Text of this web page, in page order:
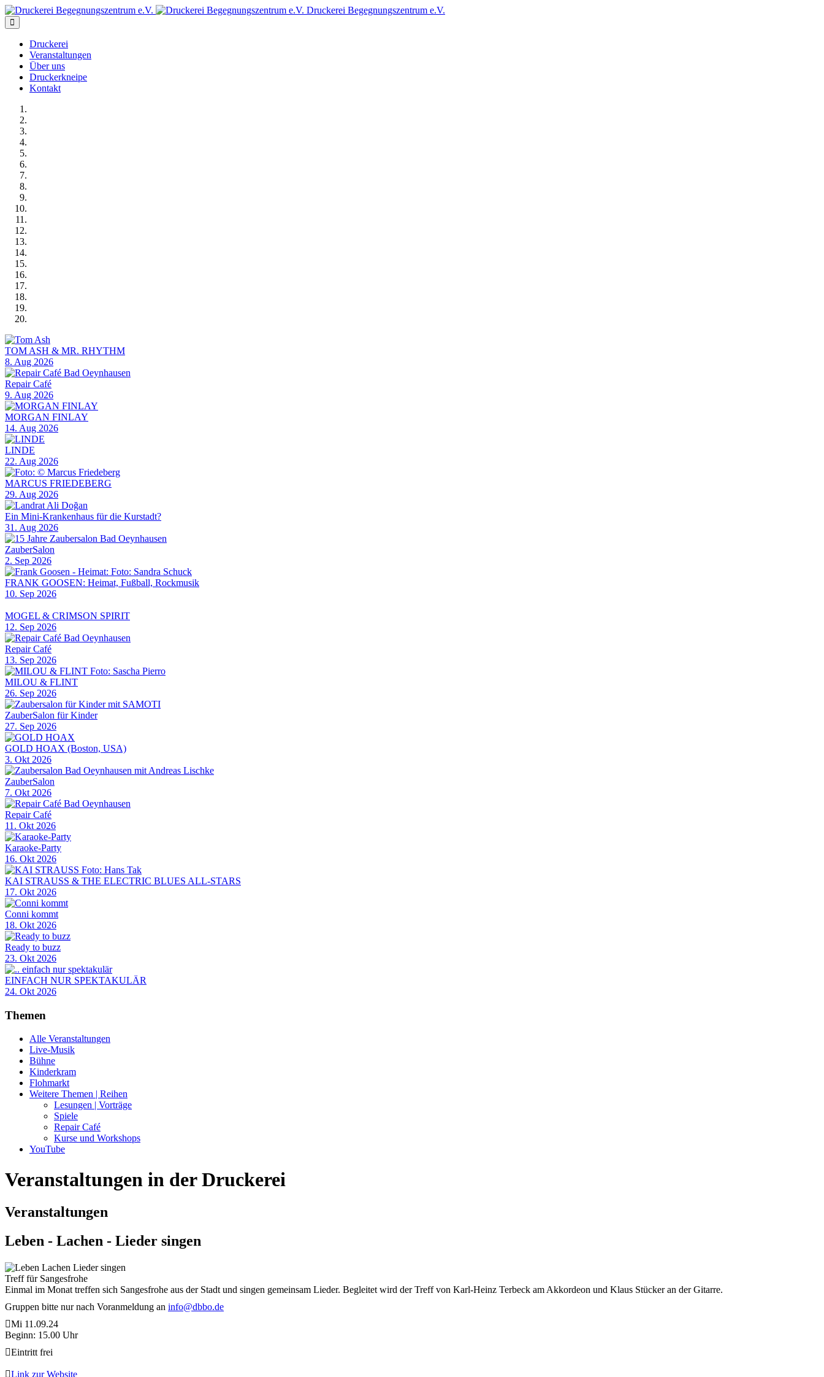
Druckerei Begegnungszentrum e.V.
Druckerei
Veranstaltungen
Über uns
Druckerkneipe
Kontakt
TOM ASH & MR. RHYTHM
8. Aug 2026
Repair Café
9. Aug 2026
MORGAN FINLAY
14. Aug 2026
LINDE
22. Aug 2026
MARCUS FRIEDEBERG
29. Aug 2026
Ein Mini-Krankenhaus für die Kurstadt?
31. Aug 2026
ZauberSalon
2. Sep 2026
FRANK GOOSEN: Heimat, Fußball, Rockmusik
10. Sep 2026
MOGEL & CRIMSON SPIRIT
12. Sep 2026
Repair Café
13. Sep 2026
MILOU & FLINT
26. Sep 2026
ZauberSalon für Kinder
27. Sep 2026
GOLD HOAX (Boston, USA)
3. Okt 2026
ZauberSalon
7. Okt 2026
Repair Café
11. Okt 2026
Karaoke-Party
16. Okt 2026
KAI STRAUSS & THE ELECTRIC BLUES ALL-STARS
17. Okt 2026
Conni kommt
18. Okt 2026
Ready to buzz
23. Okt 2026
EINFACH NUR SPEKTAKULÄR
24. Okt 2026
Themen
Alle Veranstaltungen
Live-Musik
Bühne
Kinderkram
Flohmarkt
Weitere Themen | Reihen
Lesungen | Vorträge
Spiele
Repair Café
Kurse und Workshops
YouTube
Veranstaltungen in der Druckerei
Veranstaltungen
Leben - Lachen - Lieder singen
Treff für Sangesfrohe
Einmal im Monat treffen sich Sangesfrohe aus der Stadt und singen gemeinsam Lieder. Begleitet wird der Treff von Karl-Heinz Terbeck am Akkordeon und Klaus Stücker an der Gitarre.
Gruppen bitte nur nach Voranmeldung an info@dbbo.de
Mi 11.09.24
Beginn: 15.00 Uhr
Eintritt frei
Link zur Website